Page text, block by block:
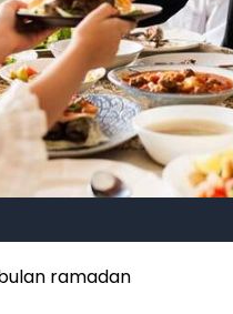
ramadan